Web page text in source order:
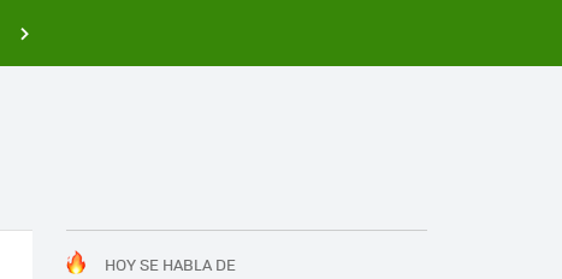
HOY SE HABLA DE